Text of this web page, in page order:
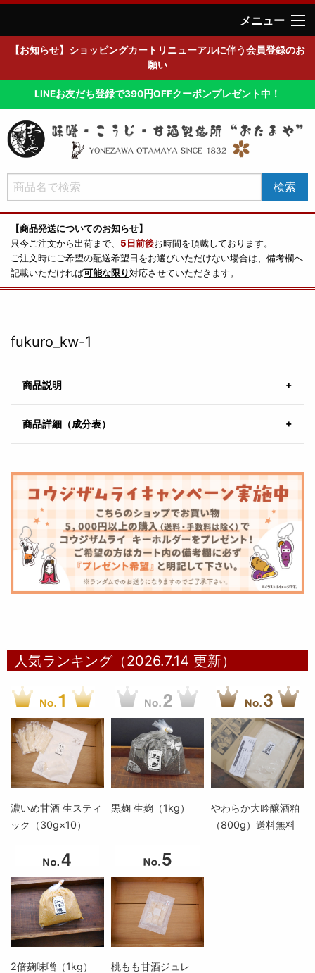
メニュー
【お知らせ】ショッピングカートリニューアルに伴う会員登録のお
願い
LINEお友だち登録で390円OFFクーポンプレゼント中！
【商品発送についてのお知らせ】
只今ご注文から出荷まで、 5日前後お時間を頂戴しております。
ご注文時にご希望の配送希望日をお選びいただけない場合は、備考欄へ
記載いただければ可能な限り対応させていただきます。
fukuro_kw-1
商品説明
商品詳細（成分表）
人気ランキング（2026.7.14 更新）
濃いめ甘酒 生スティ
ック（30g×10）
黒麹 生麹（1kg）
やわらか大吟醸酒粕
（800g）送料無料
2倍麹味噌（1kg）
桃もも甘酒ジュレ